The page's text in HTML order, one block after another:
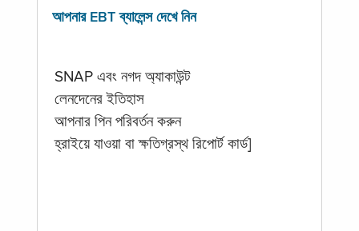
আপনার EBT ব্যালেন্স দেখে নিন
SNAP এবং নগদ অ্যাকাউন্ট
লেনদেনের ইতিহাস
আপনার পিন পরিবর্তন করুন
হ্রাইয়ে যাওয়া বা ক্ষতিগ্রস্থ রিপোর্ট কার্ড]